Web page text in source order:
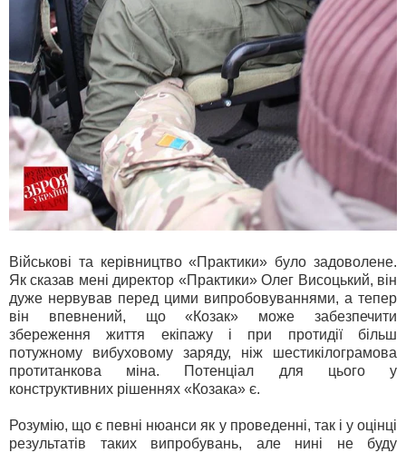
Військові та керівництво «Практики» було задоволене.
Як сказав мені директор «Практики» Олег Висоцький, він
дуже нервував перед цими випробовуваннями, а тепер
він впевнений, що «Козак» може забезпечити
збереження життя екіпажу і при протидії більш
потужному вибуховому заряду, ніж шестикілограмова
протитанкова міна. Потенціал для цього у
конструктивних рішеннях «Козака» є.
Розумію, що є певні нюанси як у проведенні, так і у оцінці
результатів таких випробувань, але нині не буду